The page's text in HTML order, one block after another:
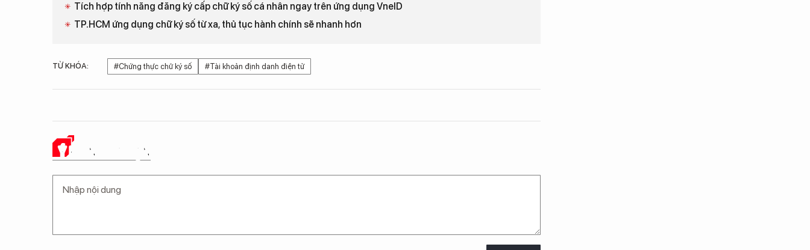
Tích hợp tính năng đăng ký cấp chữ ký số cá nhân ngay trên ứng dụng VneID
TP.HCM ứng dụng chữ ký số từ xa, thủ tục hành chính sẽ nhanh hơn
TỪ KHÓA: #Chứng thực chữ ký số #Tài khoản định danh điện tử
Ý KIẾN CỦA BẠN